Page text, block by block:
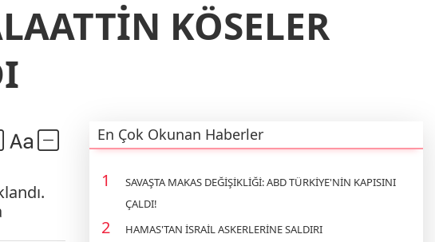
KÖSELER
En Çok Okunan Haberler
SAVAŞTA MAKAS DEĞİŞİKLİĞİ: ABD TÜRKİYE'NİN KAPISINI
ÇALDI!
HAMAS'TAN İSRAİL ASKERLERİNE SALDIRI